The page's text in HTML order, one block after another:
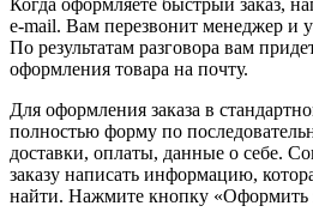
e-mail. Вам перезвонит менеджер и
По результатам разговора вам
оформления товара на почту.
Для оформления заказа в
полностью форму по
доставки, оплаты, данные о себе.
заказу написать информацию,
найти. Нажмите кнопку «Оформить